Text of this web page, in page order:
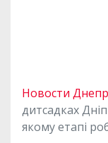
Новости
дитсадках
якому етапі